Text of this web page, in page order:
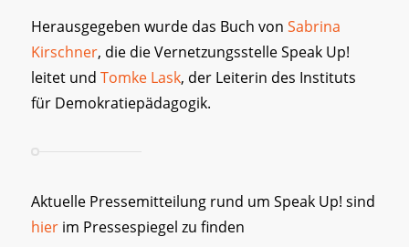
Herausgegeben wurde das Buch von Sabrina
Kirschner, die die Vernetzungsstelle Speak Up!
leitet und Tomke Lask, der Leiterin des Instituts
für Demokratiepädagogik.
Aktuelle Pressemitteilung rund um Speak Up! sind
hierim Pressespiegel zu finden